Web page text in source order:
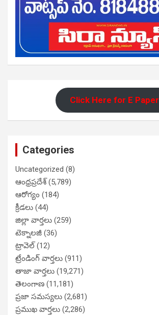
Click Here for E Paper
Categories
Uncategorized (8)
ఆంధ్రప్రదేశ్(5,789)
ఆరోగ్యం (184)
క్రీడలు (44)
జిల్లా వార్తలు (259)
టెక్నాలజీ (36)
ట్రావెల్(12)
ట్రేండింగ్ వార్తలు (911)
తాజా వార్తలు (19,271)
తెలంగాణ (11,181)
ప్రజా సమస్యలు (2,681)
ప్రముఖ వార్తలు (2,286)